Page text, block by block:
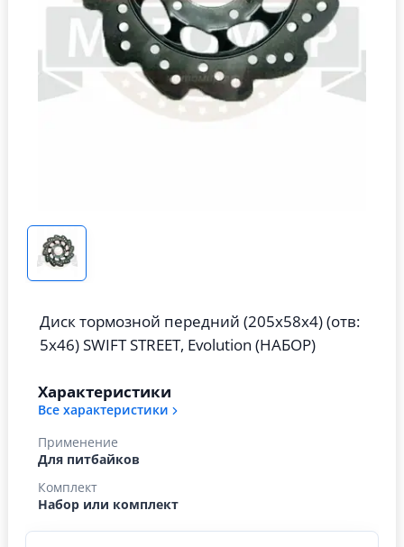
Диск тормозной передний (205х58х4) (отв:
5х46) SWIFT STREET, Evolution (НАБОР)
Характеристики
Все характеристики
Применение
Для питбайков
Комплект
Набор или комплект